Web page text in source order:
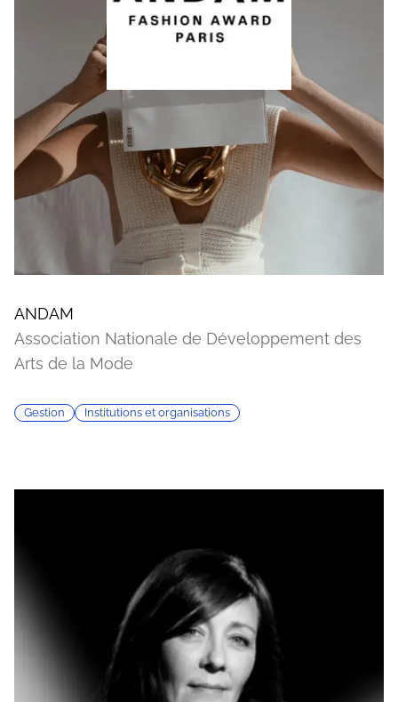
ANDAM
Association Nationale de Développement des
Arts de la Mode
Gestion Institutions et organisations